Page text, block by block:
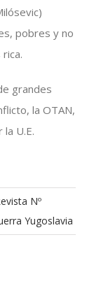
pobres y no
grandes
la OTAN,
U.E.
Nº
Yugoslavia